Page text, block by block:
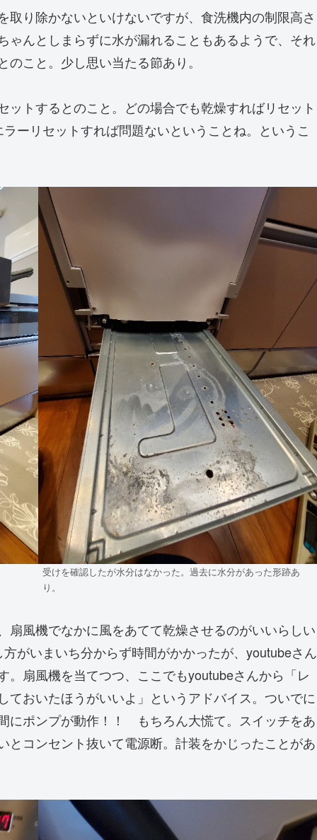
り除かないといけないですが、食洗機内の制限高さ
ゃんとしまらずに水が漏れることもあるようで、それ
こと。少し思い当たる節あり。
トするとのこと。どの場合でも乾燥すればリセット
ーリセットすれば問題ないということね。というこ
受けを確認したが水分はなかった。過去に水分があった形跡あ
り。
扇風機でなかに風をあてて乾燥させるのがいいらしい
がいまいち分からず時間がかかったが、youtubeさん
。扇風機を当てつつ、ここでもyoutubeさんから「レ
ておいたほうがいいよ」というアドバイス。ついでに
にポンプが動作！！ もちろん大慌て。スイッチをあ
とコンセント抜いて電源断。計装をかじったことがあ